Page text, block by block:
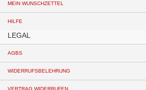
MEIN WUNSCHZETTEL
HILFE
LEGAL
AGBS
WIDERRUFSBELEHRUNG
VERTRAG WIDERRUFEN